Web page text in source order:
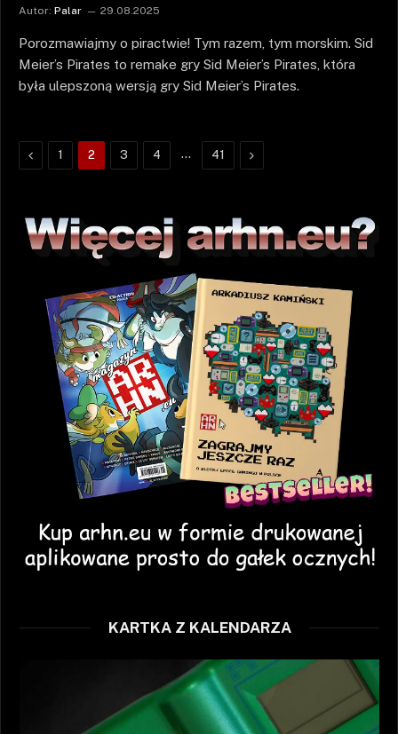
Autor: Palar 29.08.2025
Porozmawiajmy o piractwie! Tym razem, tym morskim. Sid
Meier’s Pirates to remake gry Sid Meier’s Pirates, która
była ulepszoną wersją gry Sid Meier’s Pirates.
Poprzednie
1 2 3 4 … 41 Następne
KARTKA Z KALENDARZA